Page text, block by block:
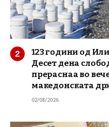
123 години од
Десет дена
прераснаа во
македонската
02/08/2026